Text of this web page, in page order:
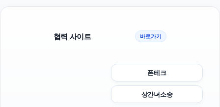
협력 사이트 바로가기
폰테크
상간녀소송